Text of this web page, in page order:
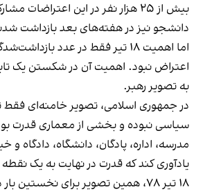
بیش از ۲۵ هزار نفر در این اعتراضات
دانشجو نیز در هفته‌های بعد بازداشت
اما اهمیت ۱۸ تیر فقط در عدد
اعتراض نبود. اهمیت آن در شکستن یک
به تصویر رهبر.
در جمهوری اسلامی، تصویر خامنه‌ای
سیاسی نبوده و بخشی از معماری قدرت
مدرسه، اداره، پادگان، دانشگاه، دادگاه
یادآوری کند که قدرت در نهایت به یک
۱۸ تیر ۷۸، همین تصویر برای